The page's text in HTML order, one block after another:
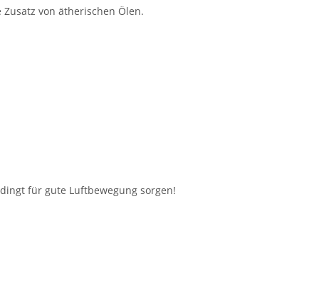
von ätherischen Ölen.
für gute Luftbewegung sorgen!